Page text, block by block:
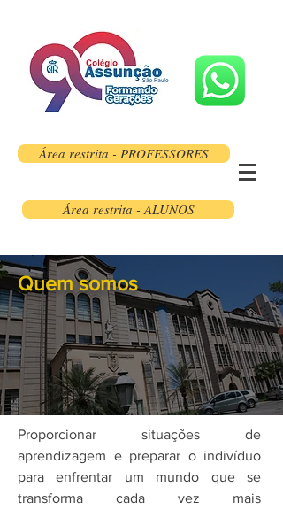
Área restrita - PROFESSORES
Área restrita - ALUNOS
Quem somos
Proporcionar situações de
aprendizagem e preparar o indivíduo
para enfrentar um mundo que se
transforma cada vez mais